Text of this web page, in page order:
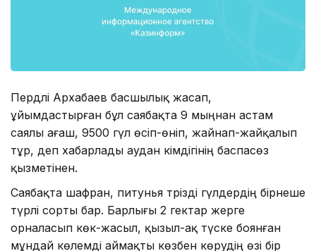
Пердәлі Архабаев басшылық жасап,
ұйымдастырған бұл саябақта 9 мыңнан астам
саялы ағаш, 9500 гүл өсіп-өніп, жайнап-жайқалып
тұр, деп хабарлады аудан әкімдігінің баспасөз
қызметінен.
Саябақта шафран, питунья тәрізді гүлдердің бірнеше
түрлі сорты бар. Барлығы 2 гектар жерге
орналасып көк-жасыл, қызыл-ақ түске боянған
мұндай көлемді аймақты көзбен көрудің өзі бір